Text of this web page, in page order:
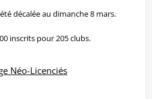
décalée au dimanche 8 mars.
inscrits pour 205 clubs.
Néo-Licenciés